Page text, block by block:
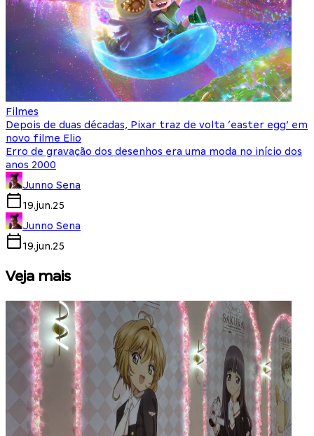
Filmes
Depois de duas décadas, Pixar traz de volta ‘easter egg’ em
novo filme Elio
Erro de gravação dos desenhos era uma moda no início dos
anos 2000
Junno Sena
19.jun.25
Junno Sena
19.jun.25
Veja mais